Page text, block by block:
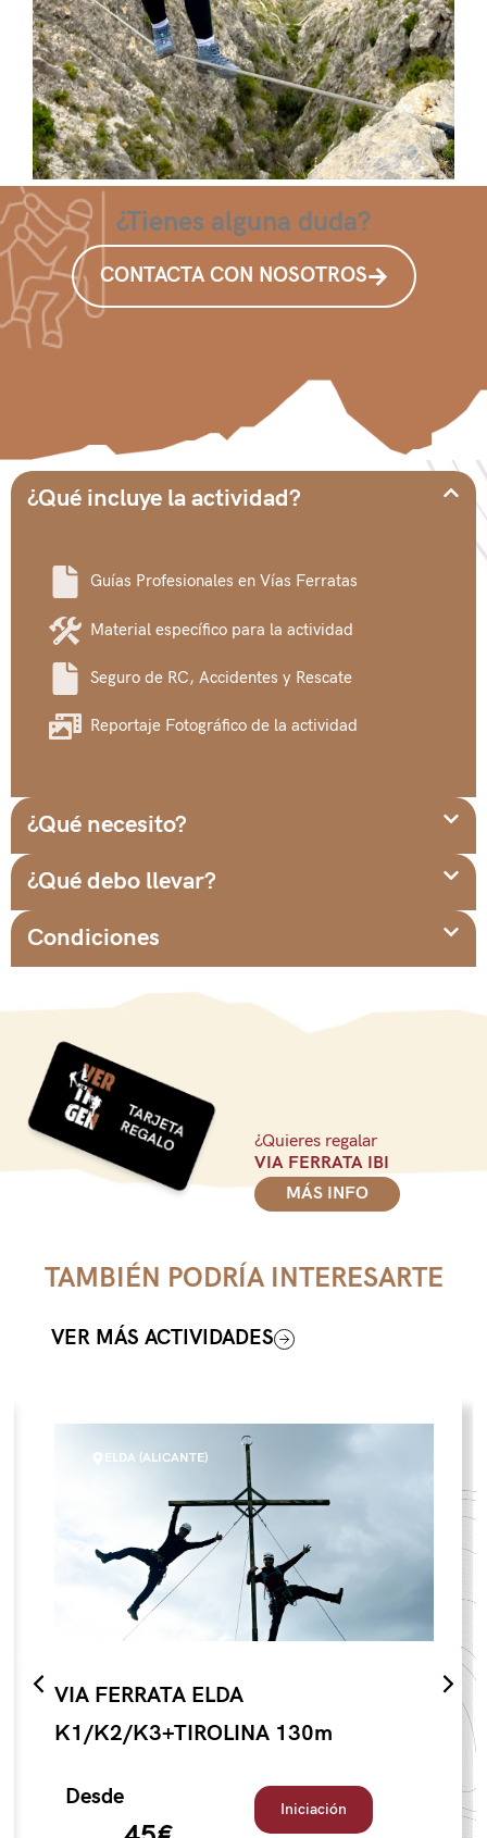
¿Tienes alguna duda?
CONTACTA CON NOSOTROS
¿Qué incluye la actividad?
Guías Profesionales en Vías Ferratas
Material específico para la actividad
Seguro de RC, Accidentes y Rescate
Reportaje Fotográfico de la actividad
¿Qué necesito?
¿Qué debo llevar?
Condiciones
¿Quieres regalar
VIA FERRATA IBI
MÁS INFO
TAMBIÉN PODRÍA INTERESARTE
VER MÁS ACTIVIDADES
ELDA (ALICANTE)
VIA FERRATA ELDA
K1/K2/K3+TIROLINA 130m
Desde Iniciación